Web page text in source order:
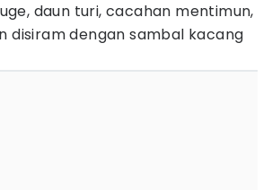
daun turi, cacahan mentimun,
disiram dengan sambal kacang